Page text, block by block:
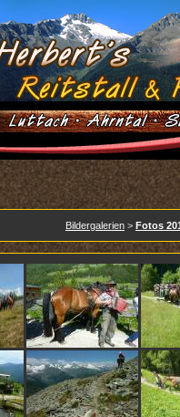
Bildergalerien > Fotos